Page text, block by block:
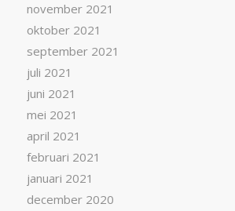
november 2021
oktober 2021
september 2021
juli 2021
juni 2021
mei 2021
april 2021
februari 2021
januari 2021
december 2020